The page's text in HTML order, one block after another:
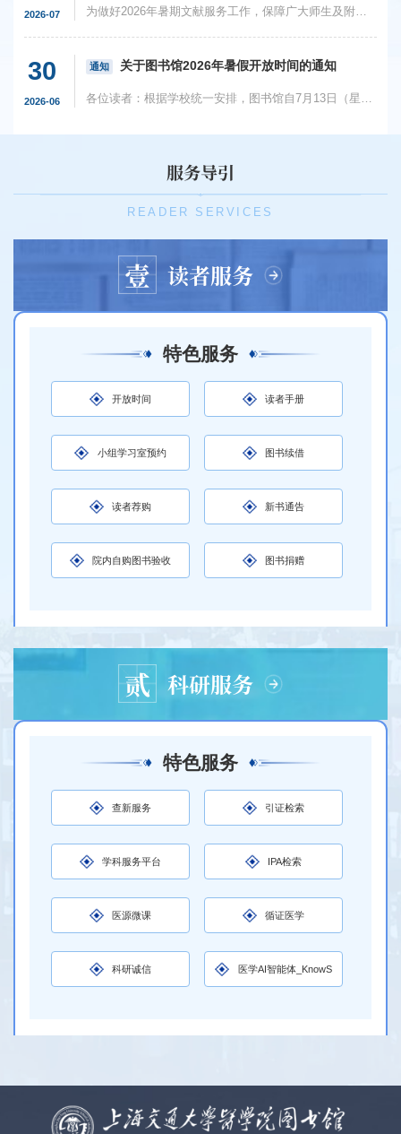
2026-07 为做好2026年暑期文献服务工作，保障广大师生及附院医务人员的SCI引证检索需求，现将图书馆暑期SCI引证检索服务相关安排通知如下：一、服务时间周一 ～ 周五9:00—16:00（2026年7月13日-2026年9月3日）二、服务模式本次暑期实行线上委托办理模式，检索报告全部以盖章版电子扫描件形式发送至读者指定邮箱，暂不提供快递服务。三、委托流程1. 下载委托单：请下载《SCI引证检索委托单》（Excel版本），按要求填妥主表及附表全部内...
30
2026-06
通知 关于图书馆2026年暑假开放时间的通知
服务导引
READER SERVICES
壹 读者服务
特色服务
开放时间 读者手册
小组学习室预约 图书续借
读者荐购 新书通告
院内自购图书验收 图书捐赠
贰 科研服务
特色服务
查新服务 引证检索
学科服务平台 IPA检索
医源微课 循证医学
科研诚信 医学AI智能体_KnowS